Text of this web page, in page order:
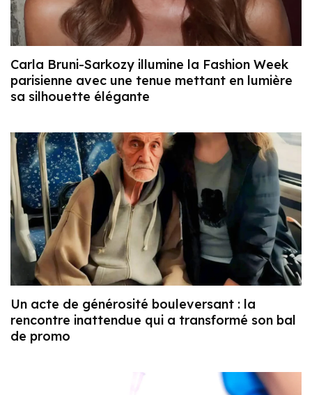
Carla Bruni-Sarkozy illumine la Fashion Week
parisienne avec une tenue mettant en lumière
sa silhouette élégante
Un acte de générosité bouleversant : la
rencontre inattendue qui a transformé son bal
de promo